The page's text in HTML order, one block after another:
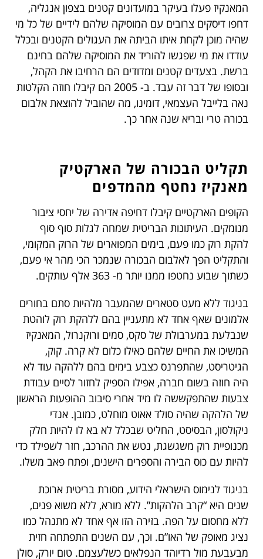
המאנקיז פעלו בעיקר במועדונים קטנים בצפון אנגליה,
דחפו דיסקים צרובים עם המוסיקה שלהם לידיים של כל מי
שהיה מוכן לקחת איתו הביתה את העגולים הקטנים ובכלל
עודדו את מי שפגשו להוריד את המוסיקה שלהם בחינם
ברשת. בצעדים קטנים ומדודים הם הרחיבו את הקהל,
ובסופו של דבר זה עבד. ב- 2005 הם קיבלו חוזה הקלטות
נאה בלייבל העצמאי, דומינו, מה שהוביל להוצאת אלבום
בכורה טרי ובריא שנה אחר כך.
תקליט הבכורה של הארקטיק
מאנקיז נחטף מהמדפים
הקופים הארקטיים קיבלו דחיפה אדירה של יחסי ציבור
מנומקים. העיתונות הבריטית שמחה לגלות סוף סוף
להקת רוק כמו פעם, בימים המפוארים של הרוק המקומי,
והתקליט הפך לאלבום הבכורה שנמכר הכי מהר אי פעם,
כשתוך שבוע נחטפו ממנו יותר מ- 363 אלף עותקים.
בניגוד ללא מעט סטארים שהמעבר מלהיות סתם בחורים
אלמונים שאף אחד לא מתעניין בהם ללהקת רוק לוהטת
שנבלעת במערבולת של סקס, סמים ורוקנרול, המאנקיז
המשיכו את החיים שלהם כאילו כלום לא קרה. קוק,
הגיטריסט, שהתפרנס כצבע בימים בהם ללהקה עוד לא
היה חוזה בשום חברה, אפילו הספיק לחזור לסיים עבודת
צבעות שהתפקששה לו מיד אחרי סיבוב ההופעות הראשון
של הלהקה שהיה סולד אאוט מוחלט, כמובן. אנדי
ניקולסון, הבסיסט, החליט שבכלל לא בא לו להיות חלק
מכנופיית רוק משגשגת, נטש את ההרכב, חזר לשפילד כדי
להיות עם כוס הבירה והספרים הישנים, ופתח פאב משלו.
בניגוד לנימוס הישראלי הידוע, מסורת בריטית ארוכת
שנים היא “קרב הלהקות”. ללא מורא, ללא משוא פנים,
ללא מחסום על הפה. בזירה הזו אף אחד לא מתנהל כמו
נציג מאופק של האו”ם. וכך, עם השנים התפתחה חזית
מבעבעת מול רדיוהד הנפלאים כשלעצמם. טום יורק, סולן